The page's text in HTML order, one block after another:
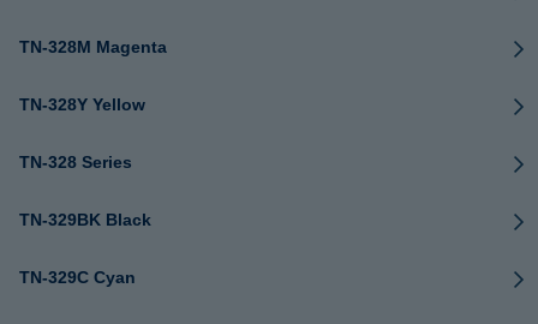
TN-328M Magenta
TN-328Y Yellow
TN-328 Series
TN-329BK Black
TN-329C Cyan